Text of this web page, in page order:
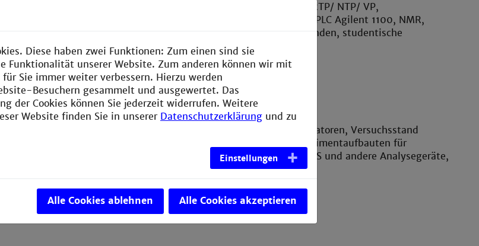
Pulsar, Gaschromatograph
Schimadzu,
Versuchsstand
Versuchsstände für Praktika RTP/ NTP/ VP,
Gaschromatograph Agilent, HPLC Agilent 1100, NMR,
Mikroreaktoranlagen Doktoranden, studentische
Arbeitsplätze
G 128 Chemisches Labor
Versuchsstand Elektrokatalysatoren, Versuchsstand
Ladeverhalten Batterie, Experimentaufbauten für
studentische Arbeiten, UV-VIS und andere Analysegeräte,
Trockenschrank, Muffelofen
Diese haben zwei Funktionen: Zum einen sind sie
Funktionalität unserer Website. Zum anderen können wir mit
Sie immer weiter verbessern. Hierzu werden
Besuchern gesammelt und ausgewertet. Das
der Cookies können Sie jederzeit widerrufen. Weitere
Website finden Sie in unserer Datenschutzerklärung und zu
Einstellungen
Alle Cookies ablehnen Alle Cookies akzeptieren